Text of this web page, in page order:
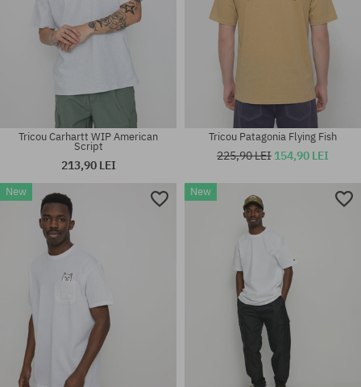
Mărimi existente:
XS; S; M; L
Mărimi existente:
Tricou Carhartt WIP American
Script
213,90 LEI
Tricou Patagonia Flying Fish
225,90 LEI 154,90 LEI
New New